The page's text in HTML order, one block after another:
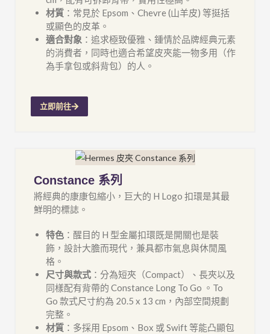
材質 ：常見於 Epsom、Chevre (山羊皮) 等挺括
或顯色的皮革。
適合對象 ：追求極致優雅、鍾情於品牌經典元素
的消費者，同時也適合希望皮夾能一物多用（作
為手拿包或斜背包）的人。
立即前往
Constance 系列
將經典的康康包縮小，巨大的 H Logo 扣環是其最
鮮明的標誌。
特色 ：醒目的 H 型金屬扣環既是開關也是裝
飾，設計大膽而現代，兼具都市氣息與休閒風
格。
尺寸與款式 ：分為短夾（Compact）、長夾以及
同樣配有背帶的 Constance Long To Go 。To
Go 款式尺寸約為 20.5 x 13 cm，內部空間規劃
完整。
材質 ：多採用 Epsom、Box 或 Swift 等能凸顯包